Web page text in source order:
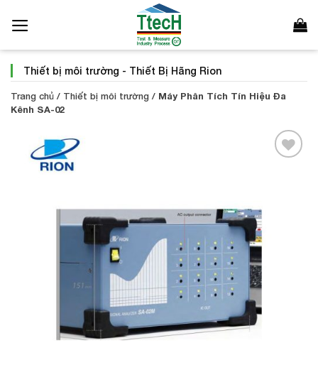
qua
dung
Thiết bị môi trường - Thiết Bị Hãng Rion
Trang chủ / Thiết bị môi trường / Máy Phân Tích Tín Hiệu Đa
Kênh SA-02